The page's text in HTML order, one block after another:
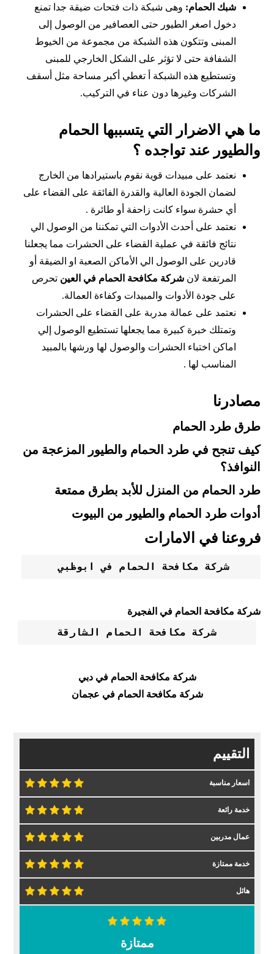
شبك الحمام: وهى شبكة ذات فتحات ضيقة جدا تمنع
دخول اصغر الطيور حتى العصافير من الوصول إلى
المبنى وتتكون هذه الشبكة من مجموعة من الخيوط
الشفافة حتى لا تؤثر على الشكل الخارجي للمبنى
وتستطيع هذه الشبكة أ تغطي أكبر مساحة مثل أسقف
الشركات وغيرها دون عناء في التركيب.
ما هي الاضرار التي يتسببها الحمام
والطيور عند تواجده ؟
نعتمد على مبيدات قوية نقوم باستيرادها من الخارج
لضمان الجودة العالية والقدرة الفائقة على القضاء على
أي حشرة سواء كانت زاحفة أو طائرة .
نعتمد على أحدث الأدوات التي تمكننا من الوصول الي
نتائج فائقة في عملية القضاء على الحشرات مما يجعلنا
قادرين على الوصول الي الأماكن الصعبة او الضيقة أو
المرتفعة لانشركة مكافحة الحمام في العين تحرص
على جودة الأدوات والمبيدات وكفاءة العمالة.
نعتمد على عمالة مدربة على القضاء على الحشرات
وتمتلك خبرة كبيرة مما يجعلها تستطيع الوصول إلي
اماكن اختباء الحشرات والوصول لها ورشها بالمبيد
المناسب لها .
مصادرنا
طرق طرد الحمام
كيف تنجح في طرد الحمام والطيور المزعجة من
النوافذ؟
طرد الحمام من المنزل للأبد بطرق ممتعة
أدوات طرد الحمام والطيور من البيوت
فروعنا في الامارات
شركة مكافحة الحمام في ابوظبي
شركة مكافحة الحمام في الفجيرة
شركة مكافحة الحمام الشارقة
شركة مكافحة الحمام في دبي
شركة مكافحة الحمام في عجمان
التقييم
اسعار مناسبة
خدمة رائعة
عمال مدربين
خدمة ممتازة
هائل
ممتازة